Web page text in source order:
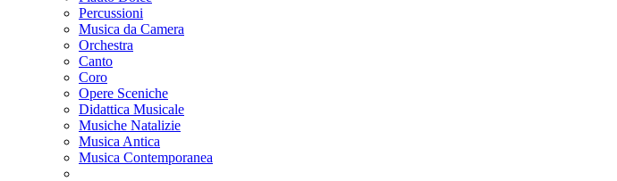
Percussioni
Musica da Camera
Orchestra
Canto
Coro
Opere Sceniche
Didattica Musicale
Musiche Natalizie
Musica Antica
Musica Contemporanea